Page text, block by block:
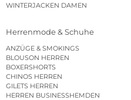
WINTERJACKEN DAMEN
Herrenmode & Schuhe
ANZÜGE & SMOKINGS
BLOUSON HERREN
BOXERSHORTS
CHINOS HERREN
GILETS HERREN
HERREN BUSINESSHEMDEN